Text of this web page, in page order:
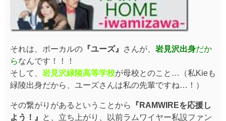
それは、ボーカルの 『ユーズ』 さんが、 岩見沢出身だか
らなんです！！！
そして、 岩見沢緑陵高等学校が母校とのこと…（私Kieも
緑陵出身だから、ユーズさんは私の先輩ですね…！）
その繋がりがあるということから
『RAMWIREを応援し
よう！』
と、立ち上がり、以前ラムワイヤー私設ファン